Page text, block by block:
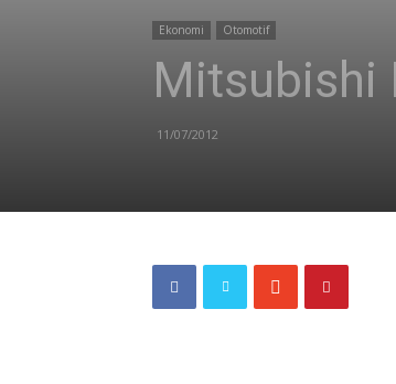
Ekonomi Otomotif
Mitsubishi
11/07/2012